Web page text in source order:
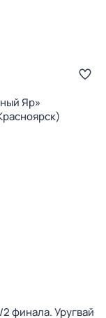
Яр»
финала. Уругвай